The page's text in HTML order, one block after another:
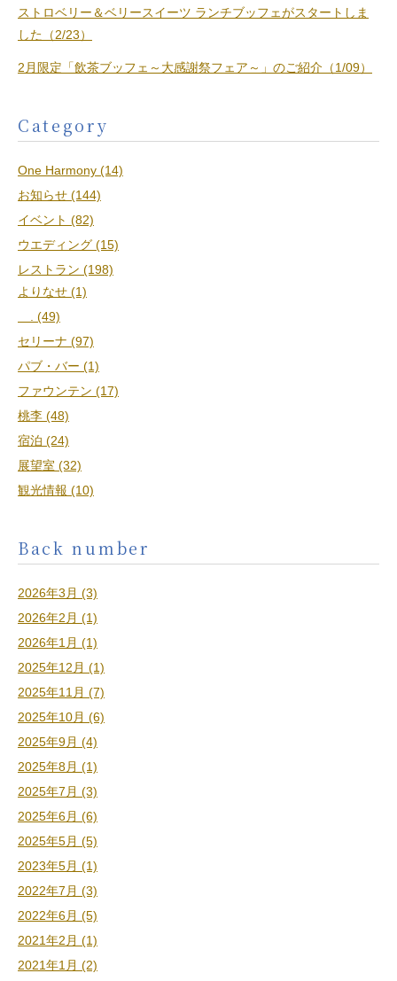
ストロベリー＆ベリースイーツ ランチブッフェがスタートしま
した（2/23）
2月限定「飲茶ブッフェ～大感謝祭フェア～」のご紹介（1/09）
Category
One Harmony (14)
お知らせ (144)
イベント (82)
ウエディング (15)
レストラン (198)
よりなせ (1)
. (49)
セリーナ (97)
パブ・バー (1)
ファウンテン (17)
桃李 (48)
宿泊 (24)
展望室 (32)
観光情報 (10)
Back number
2026年3月 (3)
2026年2月 (1)
2026年1月 (1)
2025年12月 (1)
2025年11月 (7)
2025年10月 (6)
2025年9月 (4)
2025年8月 (1)
2025年7月 (3)
2025年6月 (6)
2025年5月 (5)
2023年5月 (1)
2022年7月 (3)
2022年6月 (5)
2021年2月 (1)
2021年1月 (2)